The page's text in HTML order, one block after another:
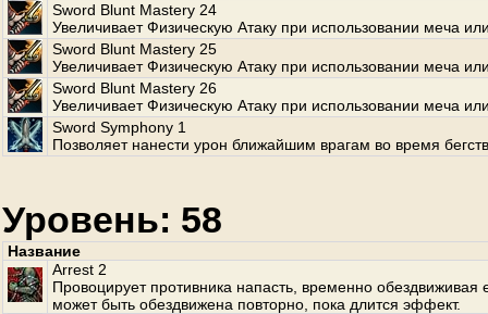
Sword Blunt Mastery 24
Увеличивает Физическую Атаку при использовании меча
Sword Blunt Mastery 25
Увеличивает Физическую Атаку при использовании меча
Sword Blunt Mastery 26
Увеличивает Физическую Атаку при использовании меча
Sword Symphony 1
Позволяет нанести урон ближайшим врагам во время
Уровень: 58
Название
Arrest 2
Провоцирует противника напасть, временно обездвиживая
может быть обездвижена повторно, пока длится эффект.